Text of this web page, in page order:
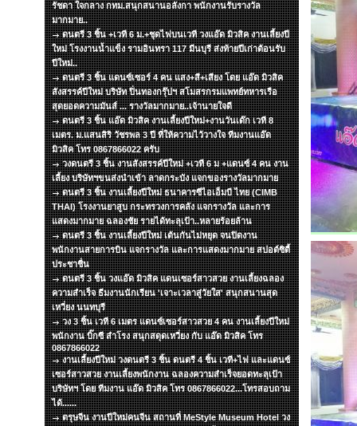
รัชดา ใจกลาง กทม.สนุกสนานอลังกา พนักงานรับรางวัล
มากมาย..
ดนตรี 3 ชิ้น +เวที 6 ม.+ชุดไฟบนเวที วงแอ๊ด มิวสิค งานเลี้ยงปี
ใหม่ โรงงานน้ำแข็ง รามอินทรา 117 มีนบุรี ส่งท้ายปีเก่าต้อนรับ
ปีใหม่..
ดนตรี 3 ชิ้น แดนซ์เซอร์ 4 คน แสง+สี+เสียง โดย แอ๊ด มิวสิค
สังสรรค์ปีใหม่ บริษัท ปิ่นทองกรุ๊ปฯ สโมสรกรมแพทย์ทหารเรือ
สุดยอดความมันส์ ... รางวัลมากมาย..เจ้านายใจดี
ดนตรี 3 ชิ้น แอ๊ด มิวสิค งานเลี้ยงปีใหม่+งานวันเด๊ก เวที 8
เมตร. ม.แสนสิริ วัชรพล 3 ปี ที่ให้ความไว้วางใจ ทีมงานแอ๊ด
มิวสิค โทร 0867866022 ครับ
วงดนตรี 3 ชิ้น งานสังสรรค์ปีใหม่ +เวที 6 ม +แดนซ์ 4 คน งาน
เลี้ยง บริษัทฯขนส่งนำเข้า ลาดกระบัง แจกของรางวัลมากมาย
ดนตรี 3 ชิ้น งานเลี้ยงปีใหม่ ธนาคารซีไอเอ็มบี ไทย (CIMB
THAI) โรงงานยาสูบ กระทรวงการคลัง แจกรางวัล และการ
แสดงมากมาย ฉลองชัย รายได้ทะลุเป้า..หลายร้อยล้าน
ดนตรี 3 ชิ้น งานเลี้ยงปีใหม่ เต้นกันไม่หยุด จนปิดงาน
พนักงานสายการบิน แจกรางวัล และการแสดงมากมาย สปอต์ซิตื้
ประชาชื่น
ดนตรี 3 ชิ้น วงแอ๊ด มิวสิค แดนเซอร์สาวสวย งานเลี้ยงฉลอง
ความสำเร็จ ธีมงานนักเรียน 'เจาะเวลาสู่วัยใส' สนุกสนานสุด
เหวี่ยง นนทบุรี
วง 3 ชิ้น เวที 6 เมตร แดนซ์เซอร์สาวสวย 4 คน งานเลี้ยงปีใหม่
พนักงาน บิ๊กซี สำโรง สนุกสดุดเหวี่ยง กับ แอ๊ด มิวสิค โทร
0867866022
งานเลี้ยงปีใหม่ วงดนตรี 3 ชิ้น ดนตรี 4 ชิ้น เวที+ไฟ และแดนซ์
เซอร์สาวสวย งานเลี้ยงพนักงาน ฉลองความสำเร็จยอดทะลุเป้า
บริษัทฯ โดย ทีมงาน แอ๊ด มิวสิค โทร 0867866022...โทรสอบถาม
ได้......
ตรุษจีน งานปีใหม่คนจีน สถานที่ MeStyle Museum Hotel วง